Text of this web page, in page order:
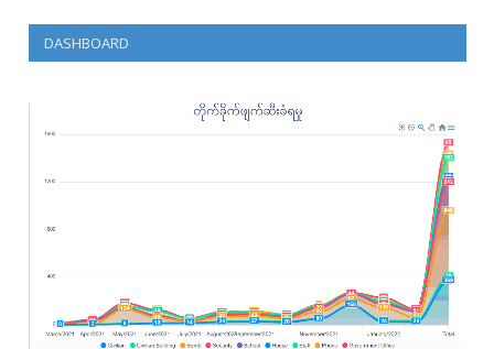
DASHBOARD